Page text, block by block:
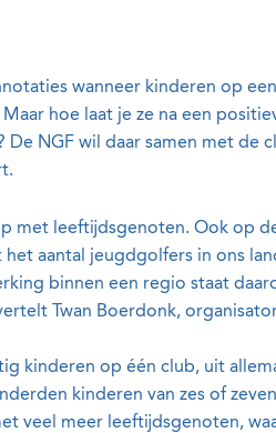
wanneer kinderen op
hoe laat je ze na een
De NGF wil daar samen met de
met leeftijdsgenoten. Ook op
aantal jeugdgolfers in ons
binnen een regio staat
Twan Boerdonk,
kinderen op één club, uit
kinderen van zes of
veel meer leeftijdsgenoten,